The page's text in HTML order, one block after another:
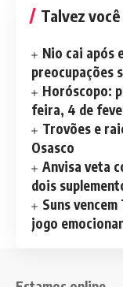
Talvez
Nio cai após
preocupações
Horóscopo:
feira, 4 de
Trovões e
Osasco
Anvisa veta
dois
Suns
jogo